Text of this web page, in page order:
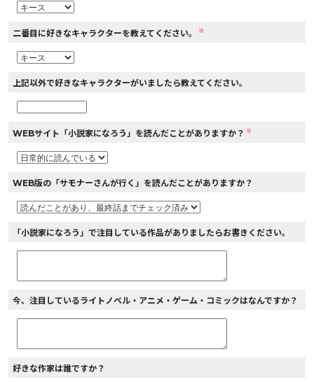
二番目に好きなキャラクターを教えてください。 ※
上記以外で好きなキャラクターがいましたら教えてください。
WEBサイト「小説家になろう」を読んだことがありますか？ ※
WEB版の「サモナーさんが行く」を読んだことがありますか？
「小説家になろう」で注目している作品がありましたらお書きください。
今、注目しているライトノベル・アニメ・ゲーム・コミックはなんですか？
好きな作家は誰ですか？